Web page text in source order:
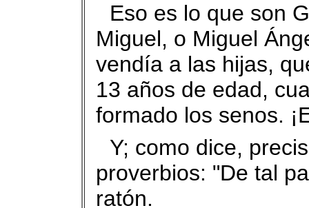
Eso es lo que son
Miguel, o Miguel
vendía a las hijas,
13 años de edad,
formado los senos.
Y; como dice,
proverbios: "De tal
ratón.